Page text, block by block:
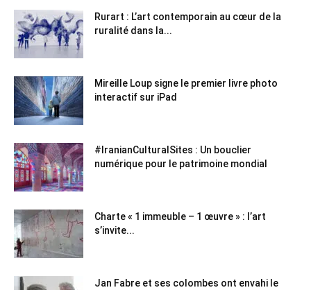
Rurart : L’art contemporain au cœur de la
ruralité dans la...
Mireille Loup signe le premier livre photo
interactif sur iPad
#IranianCulturalSites : Un bouclier
numérique pour le patrimoine mondial
Charte « 1 immeuble – 1 œuvre » : l’art
s’invite...
Jan Fabre et ses colombes ont envahi le